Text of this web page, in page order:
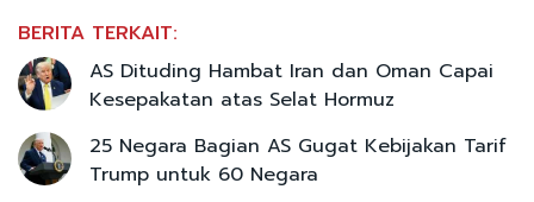
BERITA TERKAIT:
AS Dituding Hambat Iran dan Oman Capai
Kesepakatan atas Selat Hormuz
25 Negara Bagian AS Gugat Kebijakan Tarif
Trump untuk 60 Negara